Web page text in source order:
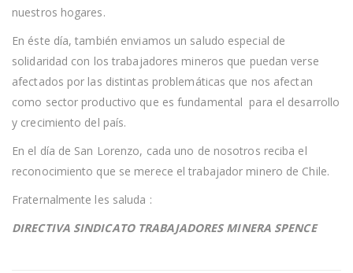
nuestros hogares.
En éste día, también enviamos un saludo especial de
solidaridad con los trabajadores mineros que puedan verse
afectados por las distintas problemáticas que nos afectan
como sector productivo que es fundamental para el desarrollo
y crecimiento del país.
En el día de San Lorenzo, cada uno de nosotros reciba el
reconocimiento que se merece el trabajador minero de Chile.
Fraternalmente les saluda :
DIRECTIVA SINDICATO TRABAJADORES MINERA SPENCE